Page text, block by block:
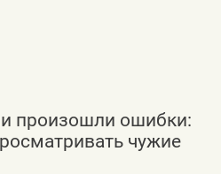
произошли ошибки:
чужие